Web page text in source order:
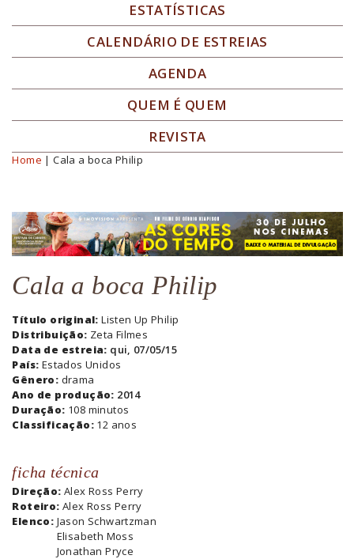
ESTATÍSTICAS
CALENDÁRIO DE ESTREIAS
AGENDA
QUEM É QUEM
REVISTA
Você está aqui
Home | Cala a boca Philip
Cala a boca Philip
Título original:Listen Up Philip
Distribuição: Zeta Filmes
Data de estreia: qui, 07/05/15
País: Estados Unidos
Gênero: drama
Ano de produção: 2014
Duração: 108 minutos
Classificação: 12 anos
ficha técnica
Direção: Alex Ross Perry
Roteiro: Alex Ross Perry
Elenco: Jason Schwartzman
Elisabeth Moss
Jonathan Pryce